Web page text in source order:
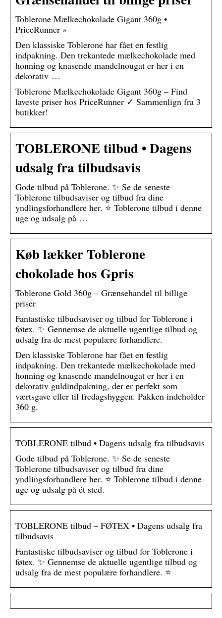
Toblerone Mælkechokolade Gigant 360g •
PriceRunner »
Den klassiske Toblerone har fået en festlig
indpakning. Den trekantede mælkechokolade med
honning og knasende mandelnougat er her i en
dekorativ …
Toblerone Mælkechokolade Gigant 360g – Find
laveste priser hos PriceRunner ✓ Sammenlign fra 3
butikker!
TOBLERONE tilbud • Dagens
udsalg fra tilbudsavis
Gode tilbud på Toblerone. ✨ Se de seneste
Toblerone tilbudsaviser og tilbud fra dine
yndlingsforhandlere her. ⭐ Toblerone tilbud i denne
uge og udsalg på …
Køb lækker Toblerone
chokolade hos Gpris
Toblerone Gold 360g – Grænsehandel til billige
priser
Fantastiske tilbudsaviser og tilbud for Toblerone i
føtex. ✨ Gennemse de aktuelle ugentlige tilbud og
udsalg fra de mest populære forhandlere.
Den klassiske Toblerone har fået en festlig
indpakning. Den trekantede mælkechokolade med
honning og knasende mandelnougat er her i en
dekorativ guldindpakning, der er perfekt som
værtsgave eller til fredagshyggen. Pakken indeholder
360 g.
TOBLERONE tilbud • Dagens udsalg fra tilbudsavis
Gode tilbud på Toblerone. ✨ Se de seneste
Toblerone tilbudsaviser og tilbud fra dine
yndlingsforhandlere her. ⭐ Toblerone tilbud i denne
uge og udsalg på ét sted.
TOBLERONE tilbud – FØTEX • Dagens udsalg fra
tilbudsavis
Fantastiske tilbudsaviser og tilbud for Toblerone i
føtex. ✨ Gennemse de aktuelle ugentlige tilbud og
udsalg fra de mest populære forhandlere. ⭐